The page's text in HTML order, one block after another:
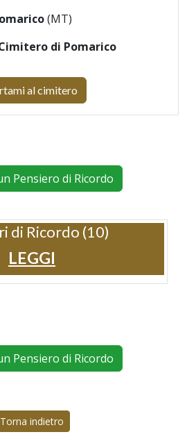
(MT)
di Pomarico
al cimitero
Pensiero di Ricordo
di Ricordo (10)
LEGGI
Pensiero di Ricordo
Torna indietro